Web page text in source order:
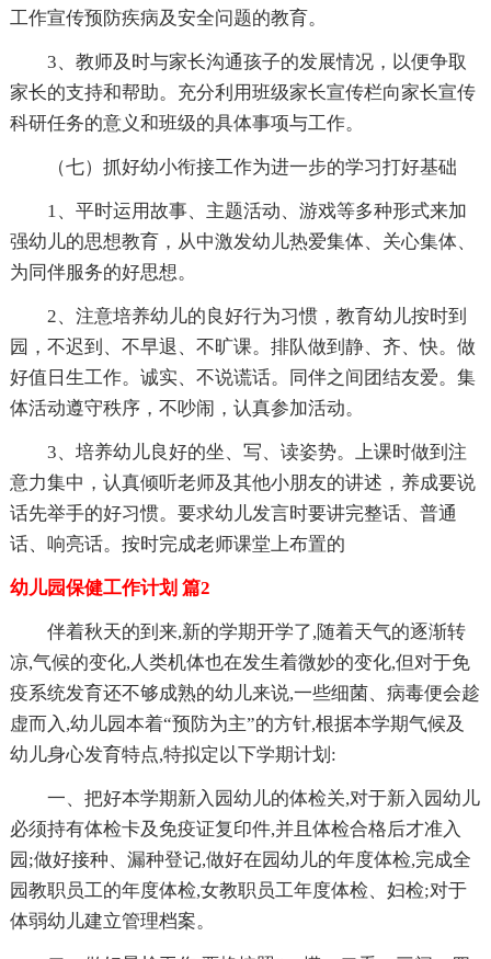
工作宣传预防疾病及安全问题的教育。
3、教师及时与家长沟通孩子的发展情况，以便争取
家长的支持和帮助。充分利用班级家长宣传栏向家长宣传
科研任务的意义和班级的具体事项与工作。
（七）抓好幼小衔接工作为进一步的学习打好基础
1、平时运用故事、主题活动、游戏等多种形式来加
强幼儿的思想教育，从中激发幼儿热爱集体、关心集体、
为同伴服务的好思想。
2、注意培养幼儿的良好行为习惯，教育幼儿按时到
园，不迟到、不早退、不旷课。排队做到静、齐、快。做
好值日生工作。诚实、不说谎话。同伴之间团结友爱。集
体活动遵守秩序，不吵闹，认真参加活动。
3、培养幼儿良好的坐、写、读姿势。上课时做到注
意力集中，认真倾听老师及其他小朋友的讲述，养成要说
话先举手的好习惯。要求幼儿发言时要讲完整话、普通
话、响亮话。按时完成老师课堂上布置的
幼儿园保健工作计划 篇2
伴着秋天的到来,新的学期开学了,随着天气的逐渐转
凉,气候的变化,人类机体也在发生着微妙的变化,但对于免
疫系统发育还不够成熟的幼儿来说,一些细菌、病毒便会趁
虚而入,幼儿园本着“预防为主”的方针,根据本学期气候及
幼儿身心发育特点,特拟定以下学期计划:
一、把好本学期新入园幼儿的体检关,对于新入园幼儿
必须持有体检卡及免疫证复印件,并且体检合格后才准入
园;做好接种、漏种登记,做好在园幼儿的年度体检,完成全
园教职员工的年度体检,女教职员工年度体检、妇检;对于
体弱幼儿建立管理档案。